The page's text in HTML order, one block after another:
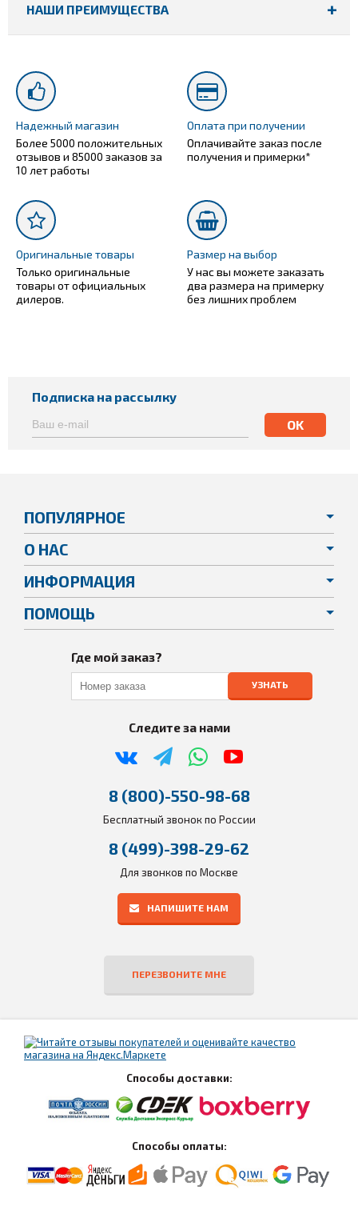
НАШИ ПРЕИМУЩЕСТВА
Надежный магазин
Более 5000 положительных
отзывов и 85000 заказов за
10 лет работы
Оплата при получении
Оплачивайте заказ после
получения и примерки*
Оригинальные товары
Только оригинальные
товары от официальных
дилеров.
Размер на выбор
У нас вы можете заказать
два размера на примерку
без лишних проблем
Подписка на рассылку
ПОПУЛЯРНОЕ
О НАС
ИНФОРМАЦИЯ
ПОМОЩЬ
Где мой заказ?
УЗНАТЬ
Следите за нами
8 (800)-550-98-68
Бесплатный звонок по России
8 (499)-398-29-62
Для звонков по Москве
НАПИШИТЕ НАМ
ПЕРЕЗВОНИТЕ МНЕ
Способы доставки:
Способы оплаты: